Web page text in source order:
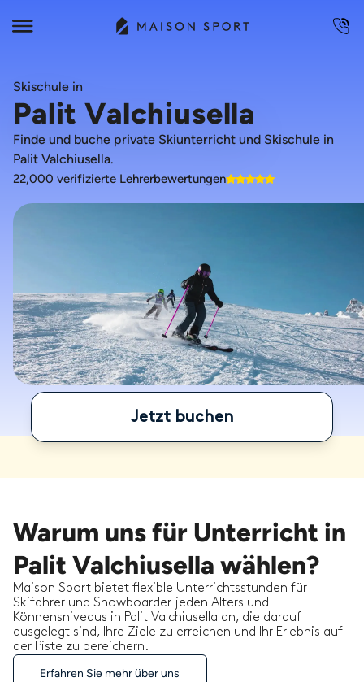
Skischule in
Palit Valchiusella
Finde und buche private Skiunterricht und Skischule in
Palit Valchiusella.
22,000 verifizierte Lehrerbewertungen
Jetzt buchen
Warum uns für Unterricht in
Palit Valchiusella wählen?
Maison Sport bietet flexible Unterrichtsstunden für
Skifahrer und Snowboarder jeden Alters und
Könnensniveaus in Palit Valchiusella an, die darauf
ausgelegt sind, Ihre Ziele zu erreichen und Ihr Erlebnis auf
der Piste zu bereichern.
Erfahren Sie mehr über uns